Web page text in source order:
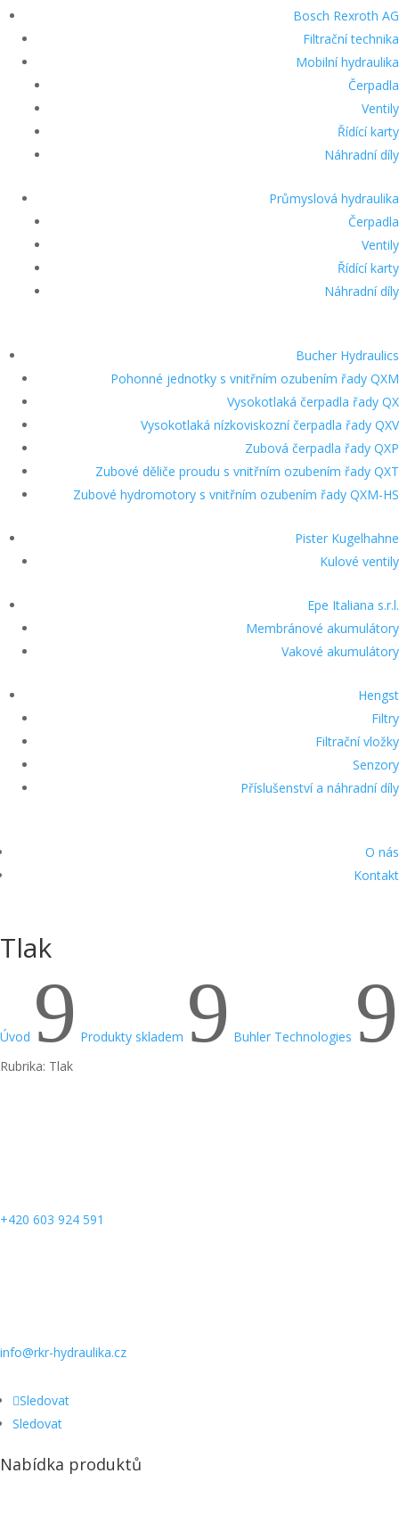
Bosch Rexroth AG
Filtrační technika
Mobilní hydraulika
Čerpadla
Ventily
Řídící karty
Náhradní díly
Průmyslová hydraulika
Čerpadla
Ventily
Řídící karty
Náhradní díly
Bucher Hydraulics
Pohonné jednotky s vnitřním ozubením řady QXM
Vysokotlaká čerpadla řady QX
Vysokotlaká nízkoviskozní čerpadla řady QXV
Zubová čerpadla řady QXP
Zubové děliče proudu s vnitřním ozubením řady QXT
Zubové hydromotory s vnitřním ozubením řady QXM-HS
Pister Kugelhahne
Kulové ventily
Epe Italiana s.r.l.
Membránové akumulátory
Vakové akumulátory
Hengst
Filtry
Filtrační vložky
Senzory
Příslušenství a náhradní díly
O nás
Kontakt
Tlak
Úvod 9 Produkty skladem 9 Buhler Technologies 9
Rubrika: Tlak
+420 603 924 591
info@rkr-hydraulika.cz
Sledovat
Sledovat
Nabídka produktů